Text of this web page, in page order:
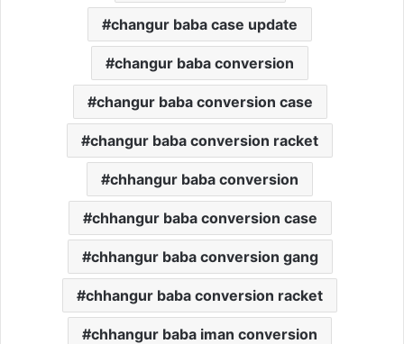
changur baba case update
changur baba conversion
changur baba conversion case
changur baba conversion racket
chhangur baba conversion
chhangur baba conversion case
chhangur baba conversion gang
chhangur baba conversion racket
chhangur baba iman conversion